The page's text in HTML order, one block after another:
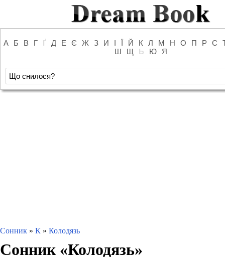
А Б В Г Ґ Д Е Є Ж З И І Ї Й К Л М Н О П Р С
Ш
Щ Ь Ю Я
Сонник » К » Колодязь
Сонник «Колодязь»